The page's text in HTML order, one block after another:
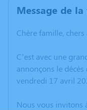
Message de
Chère famille, chers
C’est avec une
annonçons le
vendredi 17 avril
Nous vous invitons